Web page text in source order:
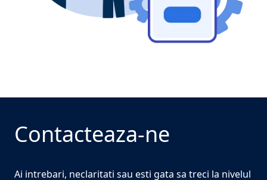
Contacteaza-ne
Ai intrebari, neclaritati sau esti gata sa treci la nivelul